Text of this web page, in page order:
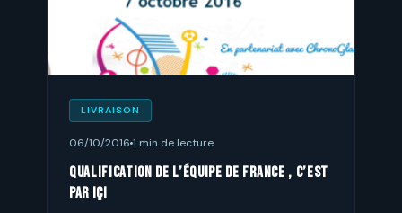
LIVRAISON
06/10/2016 1 min de lecture
Qualification de l’équipe de France , c’est
par içi